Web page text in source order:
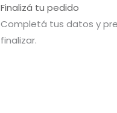
Finalizá tu pedido
Completá tus datos y
finalizar.